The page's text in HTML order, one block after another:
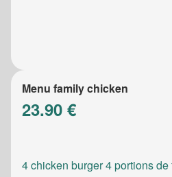
Menu family chicken
23.90 €
4 chicken burger 4 portions